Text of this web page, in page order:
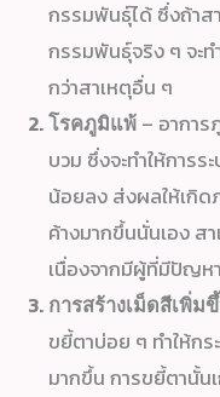
กรรมพันธุ์ได้ ซึ่งถ้าส
กรรมพันธุ์จริง ๆ จะท
กว่าสาเหตุอื่น ๆ
โรคภูมิแพ้ – อากา
บวม ซึ่งจะทำให้การ
น้อยลง ส่งผลให้เกิด
ค้างมากขึ้นนั่นเอง ส
เนื่องจากมีผู้ที่มีปัญห
การสร้างเม็ดสีเพิ่ม
ขยี้ตาบ่อย ๆ ทำให้ก
มากขึ้น การขยี้ตานั้น